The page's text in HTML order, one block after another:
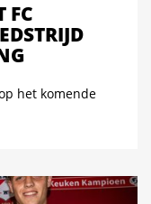
FC
het komende